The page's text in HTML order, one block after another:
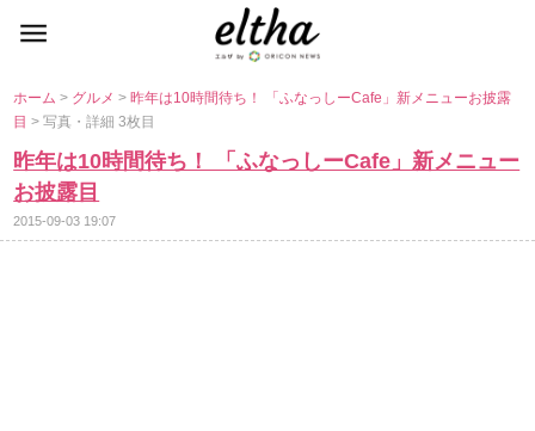
ホーム> グルメ> 昨年は10時間待ち！ 「ふなっしーCafe」新メニューお披露
目> 写真・詳細 3枚目
昨年は10時間待ち！ 「ふなっしーCafe」新メニュー
お披露目
2015-09-03 19:07